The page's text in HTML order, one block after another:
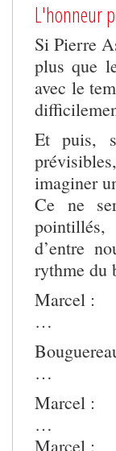
L'honneur
Si Pierre
plus que
avec le
Et puis,
imaginer
Ce ne
pointillés,
d’entre
rythme du
Marcel :
…
…
Marcel :
…
Marcel :